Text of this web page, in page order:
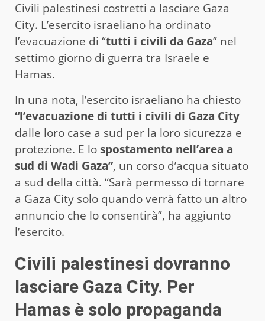
Civili palestinesi costretti a lasciare Gaza
City. L’esercito israeliano ha ordinato
l’evacuazione di “tutti i civili da Gaza” nel
settimo giorno di guerra tra Israele e
Hamas.
In una nota, l’esercito israeliano ha chiesto
“l’evacuazione di tutti i civili di Gaza City
dalle loro case a sud per la loro sicurezza e
protezione. E lo spostamento nell’area a
sud di Wadi Gaza”, un corso d’acqua situato
a sud della città. “Sarà permesso di tornare
a Gaza City solo quando verrà fatto un altro
annuncio che lo consentirà”, ha aggiunto
l’esercito.
Civili palestinesi dovranno
lasciare Gaza City. Per
Hamas è solo propaganda